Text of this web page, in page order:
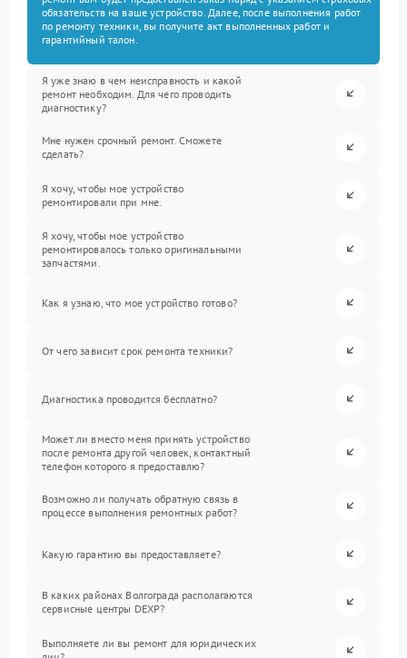
обязательств на ваше устройство. Далее, после выполнения работ
по ремонту техники, вы получите акт выполненных работ и
гарантийный талон.
Я уже знаю в чем неисправность и какой
ремонт необходим. Для чего проводить
диагностику?
Мне нужен срочный ремонт. Сможете
сделать?
Я хочу, чтобы мое устройство
ремонтировали при мне.
Я хочу, чтобы мое устройство
ремонтировалось только оригинальными
запчастями.
Как я узнаю, что мое устройство готово?
От чего зависит срок ремонта техники?
Диагностика проводится бесплатно?
Может ли вместо меня принять устройство
после ремонта другой человек, контактный
телефон которого я предоставлю?
Возможно ли получать обратную связь в
процессе выполнения ремонтных работ?
Какую гарантию вы предоставляете?
В каких районах Волгограда располагаются
сервисные центры DEXP?
Выполняете ли вы ремонт для юридических